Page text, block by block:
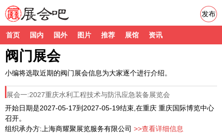
首页 国内 国外 图片 推荐 展馆 资讯
发布
阀门展会
小编将选取近期的阀门展会信息为大家逐个进行介绍。
展会一:2027重庆水利工程技术与防汛应急装备展览会
开始日期是2027-05-17到2027-05-19结束,在重庆 重庆国际博览中心
召开。
组织承办方:上海商耀聚展览服务有限公司 >>查看详细信息